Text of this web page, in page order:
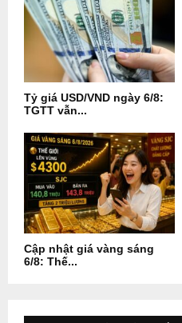
Tỷ giá USD/VND ngày 6/8:
TGTT vẫn...
Cập nhật giá vàng sáng
6/8: Thế...